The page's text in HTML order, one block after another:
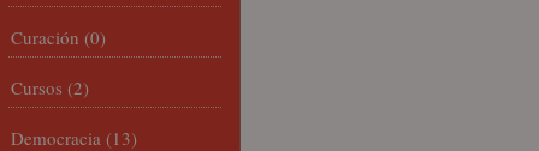
Curación (0)
Cursos (2)
Democracia (13)